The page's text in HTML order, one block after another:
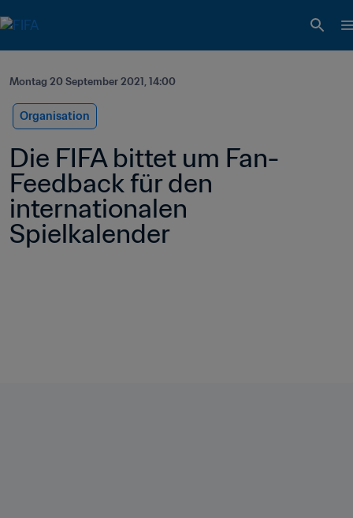
Montag 20 September 2021, 14:00
Organisation
Die FIFA bittet um Fan-
Feedback für den
internationalen
Spielkalender